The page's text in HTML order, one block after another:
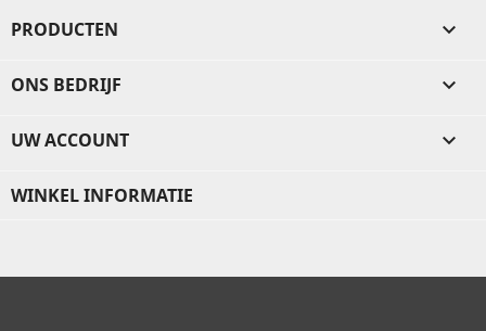
PRODUCTEN 
ONS BEDRIJF 
UW ACCOUNT 
WINKEL INFORMATIE